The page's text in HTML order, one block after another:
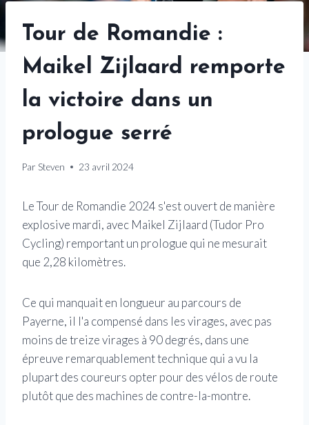
Tour de Romandie :
Maikel Zijlaard remporte
la victoire dans un
prologue serré
Par Steven 23 avril 2024
Le Tour de Romandie 2024 s'est ouvert de manière
explosive mardi, avec Maikel Zijlaard (Tudor Pro
Cycling) remportant un prologue qui ne mesurait
que 2,28 kilomètres.
Ce qui manquait en longueur au parcours de
Payerne, il l'a compensé dans les virages, avec pas
moins de treize virages à 90 degrés, dans une
épreuve remarquablement technique qui a vu la
plupart des coureurs opter pour des vélos de route
plutôt que des machines de contre-la-montre.